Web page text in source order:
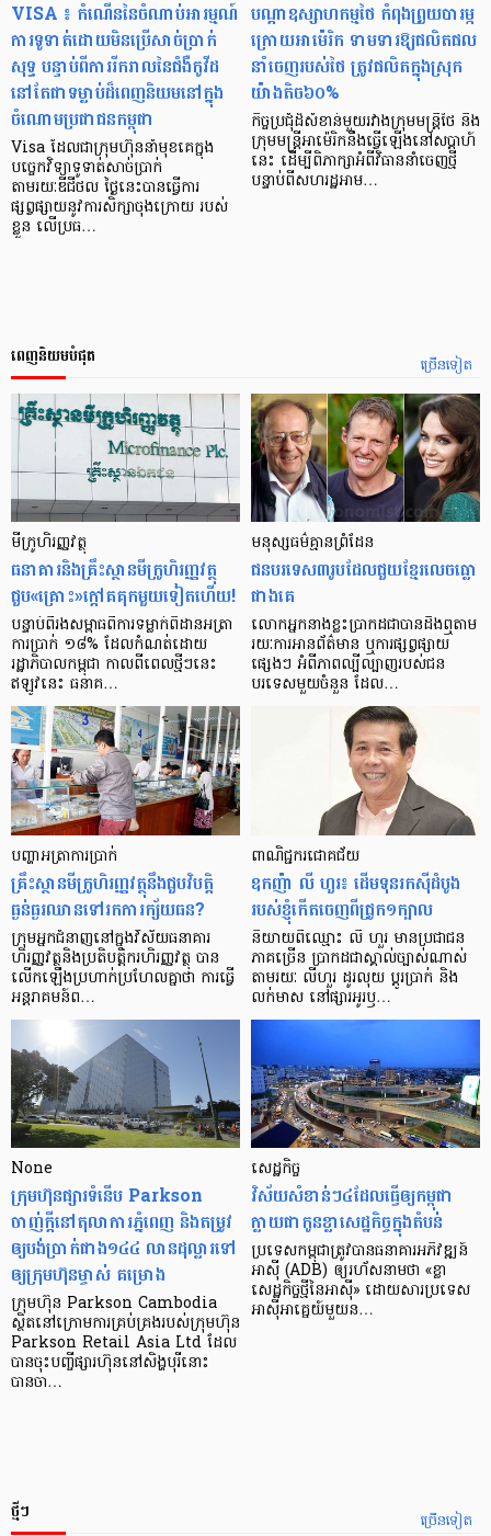
VISA ៖ កំណើននៃចំណាប់អារម្មណ៍
ការទូទាត់ដោយមិនប្រើសាច់ប្រាក់
សុទ្ធ បន្ទាប់ពីការរីករាលនៃជំងឺកូវីដ
នៅតែជាទម្លាប់ដ៏ពេញនិយមនៅក្នុង
ចំណោមប្រជាជនកម្ពុជា
Visa ដែលជាក្រុមហ៊ុននាំមុខគេក្នុង
បច្ចេកវិទ្យាទូទាត់សាច់ប្រាក់
តាមរយៈឌីជីថល ថ្ងៃនេះបានធ្វើការ
ផ្សព្វផ្សាយនូវការសិក្សាចុងក្រោយ របស់
ខ្លួន លើប្រធ…
បណ្ដាឧស្សាហកម្មថៃ កំពុងព្រួយបារម្ភ
ក្រោយអាម៉េរិក ទាមទារឱ្យផលិតផល
នាំចេញរបស់ថៃ ត្រូវផលិតក្នុងស្រុក
យ៉ាងតិច៦០%
កិច្ចប្រជុំដ៏សំខាន់មួយរវាងក្រុមមន្ត្រីថៃ និង
ក្រុមមន្ត្រីអាម៉េរិកនឹងធ្វើឡើងនៅសប្តាហ៍
នេះ ដើម្បីពិភាក្សាអំពីវិធាននាំចេញថ្មី
បន្ទាប់ពីសហរដ្ឋអាម…
ច្រើនទៀត
ពេញនិយមបំផុត
មីក្រូ​ហិរញ្ញវត្ថុ
ធនាគារ​និង​គ្រឹះស្ថាន​មីក្រូ​ហិរញ្ញវត្ថុ​
ជួប«គ្រោះ»ក្តៅ​គគុក​មួយ​ទៀត​ហើយ!
បន្ទាប់​ពី​រង​សម្ពាធ​​ពី​ការ​ទម្លាក់​ពិដាន​អត្រា​
ការ​ប្រាក់ ១៨​% ដែល​កំណត់​ដោយ​
រដ្ឋាភិបាល​កម្ពុជា កាល​ពី​ពេល​ថ្មីៗ​នេះ
ឥឡូវ​នេះ ធនាគ…
មនុស្ស​ធម៌​គ្មាន​ព្រំដែន
ជន​បរទេស​៣​រូប​ដែល​ជួយ​ខ្មែរ​លេច​ធ្លោ​
ជាង​គេ
លោកអ្នក​នាង​ខ្លះ​ប្រាកដ​ជា​បាន​​ដឹង​ឮ​តាម​
រយៈ​ការ​អាន​ព័ត៌មាន ឬ​ការ​ផ្សព្វផ្សាយ​
ផ្សេងៗ អំពី​ភាព​ល្បីល្បាញ​របស់​ជន​
បរទេស​មួយ​ចំនួន ដែល…
បញ្ហា​អត្រា​ការប្រាក់
គ្រឹះស្ថាន​មីក្រូ​ហិរញ្ញវត្ថុ​នឹង​ជួប​វិបត្តិ​
ធ្ងន់ធ្ងរ​ឈាន​ទៅ​រក​ការ​ក្ស័យធន?
ក្រុម​អ្នក​ជំនាញ​នៅ​ក្នុង​វិស័យ​ធនាគារ
ហិរញ្ញវត្ថុ​និង​ប្រតិបត្តិករ​ហិរញ្ញ​វត្ថុ បាន​​
លើក​ឡើង​ប្រហាក់​ប្រហែល​គ្នា​ថា ការ​ធ្វើ​
អន្តរាគមន៍​ព…
ពាណិជ្ជករជោគជ័យ
ឧកញ៉ា លី ហួរ៖ ដើមទុនរកស៊ីដំបូង
របស់ខ្ញុំកើតចេញពីជ្រូក១ក្បាល
និយាយ​ពី​ឈ្មោះ លី ហួរ មាន​ប្រជាជន​
ភាគ​ច្រើន ប្រាកដ​ជា​ស្គាល់​ច្បាស់​ណាស់
តាមរយៈ លីហួរ ដូរ​លុយ ប្តូរ​បា្រក់ និង​
លក់​មាស នៅ​ផ្សារ​អូរ​ឫ…
None
ក្រុមហ៊ុនផ្សារទំនើប Parkson
ចាញ់ក្ដីនៅតុលាការភ្នំពេញ និងតម្រូវ
ឲ្យបង់ប្រាក់ជាង១៤៤ លានដុល្លារទៅ
ឲ្យក្រុមហ៊ុនម្ចាស់ គម្រោង
ក្រុមហ៊ុន Parkson Cambodia
ស្ថិតនៅក្រោមការគ្រប់គ្រងរបស់ក្រុមហ៊ុន
Parkson Retail Asia Ltd ដែល
បានចុះបញ្ចីផ្សារហ៊ុននៅសិង្ហបុរីនោះ
បានចា…
សេដ្ឋកិច្ច​
វិស័យ​សំខាន់ៗ​៤​ដែល​ធ្វើ​ឲ្យ​កម្ពុជា​
ក្លាយ​ជា​កូន​ខ្លា​សេដ្ឋកិច្ច​ក្នុង​តំបន់
ប្រទេស​កម្ពុជា​ត្រូវ​បាន​ធនាគារ​អភិវឌ្ឍន៍​
អាស៊ី (ADB) ឲ្យ​រហ័ស​នាមថា «ខ្លា​
សេដ្ឋកិច្ច​ថ្មី​នៃ​អាស៊ី» ដោយសារ​ប្រទេស​
អាស៊ី​អាគ្នេយ៍​មួយ​ន…
ច្រើនទៀត
ថ្មីៗ